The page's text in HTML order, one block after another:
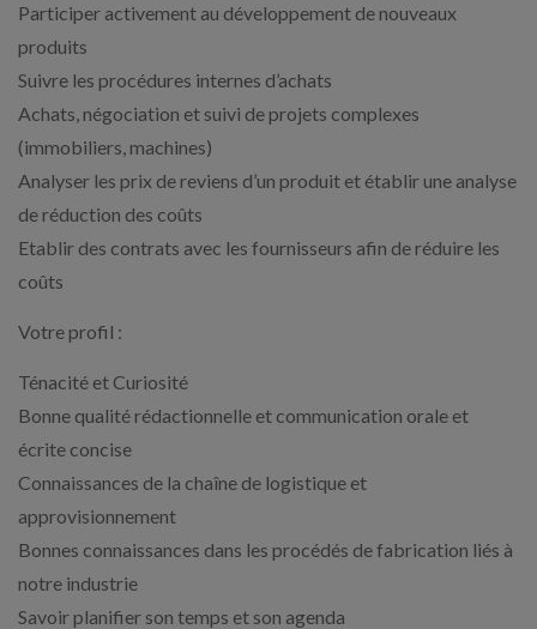
Participer activement au développement de nouveaux
produits
Suivre les procédures internes d’achats
Achats, négociation et suivi de projets complexes
(immobiliers, machines)
Analyser les prix de reviens d’un produit et établir une analyse
de réduction des coûts
Etablir des contrats avec les fournisseurs afin de réduire les
coûts
Votre profil :
Ténacité et Curiosité
Bonne qualité rédactionnelle et communication orale et
écrite concise
Connaissances de la chaîne de logistique et
approvisionnement
Bonnes connaissances dans les procédés de fabrication liés à
notre industrie
Savoir planifier son temps et son agenda